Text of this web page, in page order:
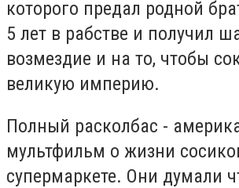
которого предал родной
5 лет в рабстве и получил
возмездие и на то, чтобы
великую империю.
Полный расколбас -
мультфильм о жизни
супермаркете. Они думали